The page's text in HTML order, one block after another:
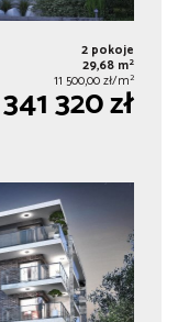
2 pokoje
29,68 m2
11 500,00 zł/m2
341 320 zł